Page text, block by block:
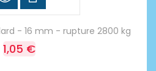
- 16 mm - rupture 2800 kg
1,05 €